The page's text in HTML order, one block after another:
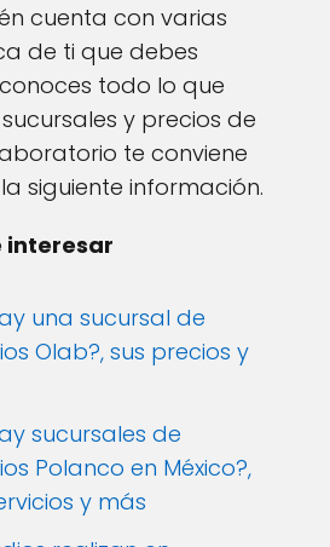
cuenta con varias
de ti que debes
todo lo que
y precios de
te conviene
siguiente información.
interesar
una sucursal de
Olab?, sus precios y
sucursales de
Polanco en México?,
y más